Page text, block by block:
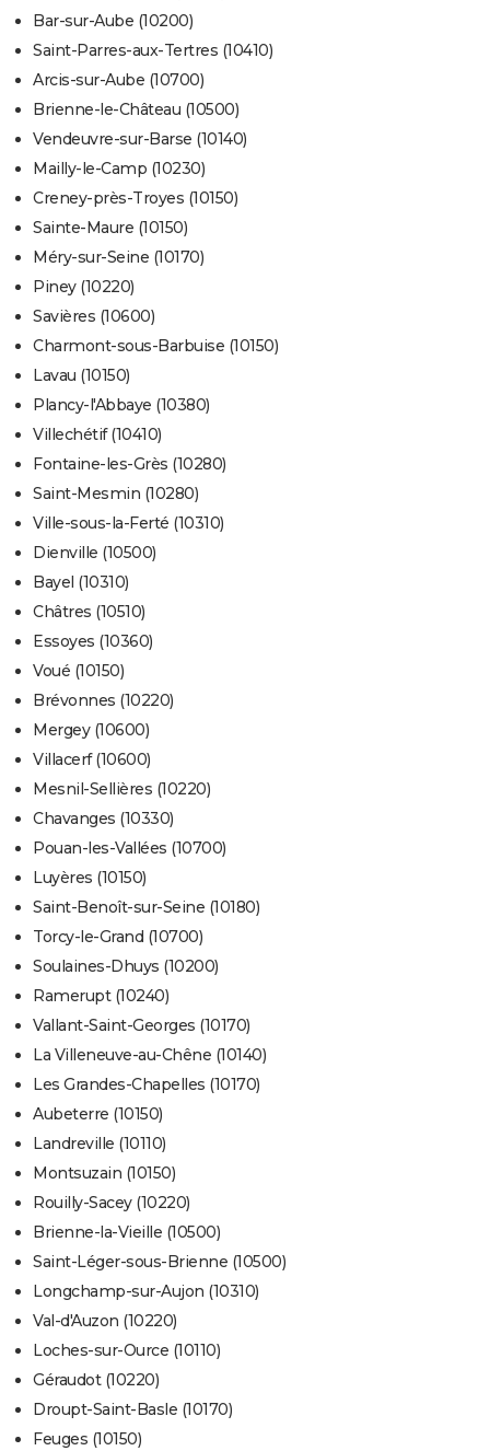
Bar-sur-Aube (10200)
Saint-Parres-aux-Tertres (10410)
Arcis-sur-Aube (10700)
Brienne-le-Château (10500)
Vendeuvre-sur-Barse (10140)
Mailly-le-Camp (10230)
Creney-près-Troyes (10150)
Sainte-Maure (10150)
Méry-sur-Seine (10170)
Piney (10220)
Savières (10600)
Charmont-sous-Barbuise (10150)
Lavau (10150)
Plancy-l'Abbaye (10380)
Villechétif (10410)
Fontaine-les-Grès (10280)
Saint-Mesmin (10280)
Ville-sous-la-Ferté (10310)
Dienville (10500)
Bayel (10310)
Châtres (10510)
Essoyes (10360)
Voué (10150)
Brévonnes (10220)
Mergey (10600)
Villacerf (10600)
Mesnil-Sellières (10220)
Chavanges (10330)
Pouan-les-Vallées (10700)
Luyères (10150)
Saint-Benoît-sur-Seine (10180)
Torcy-le-Grand (10700)
Soulaines-Dhuys (10200)
Ramerupt (10240)
Vallant-Saint-Georges (10170)
La Villeneuve-au-Chêne (10140)
Les Grandes-Chapelles (10170)
Aubeterre (10150)
Landreville (10110)
Montsuzain (10150)
Rouilly-Sacey (10220)
Brienne-la-Vieille (10500)
Saint-Léger-sous-Brienne (10500)
Longchamp-sur-Aujon (10310)
Val-d'Auzon (10220)
Loches-sur-Ource (10110)
Géraudot (10220)
Droupt-Saint-Basle (10170)
Feuges (10150)